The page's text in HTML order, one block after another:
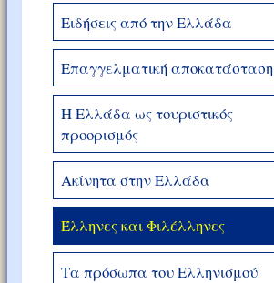
Ειδήσεις από την Ελλάδα
Επαγγελματική αποκατάσταση
Η Ελλάδα ως τουριστικός
προορισμός
Ακίνητα στην Ελλάδα
Έλληνες και Φιλέλληνες
Τα πρόσωπα του Ελληνισμού